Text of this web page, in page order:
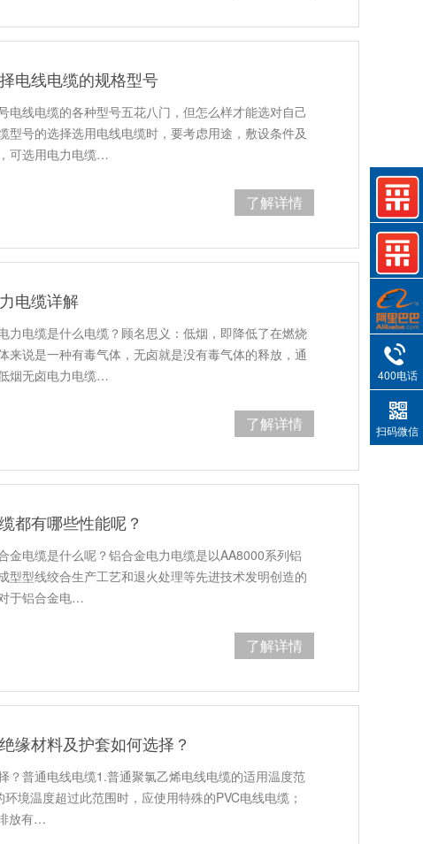
电线电缆的规格型号
电线电缆的各种型号五花八门，但怎么样才能选对自己
型号的选择选用电线电缆时，要考虑用途，敷设条件及
可选用电力电缆…
了解详情
电缆详解
力电缆是什么电缆？顾名思义：低烟，即降低了在燃烧
来说是一种有毒气体，无卤就是没有毒气体的释放，通
烟无卤电力电缆…
了解详情
都有哪些性能呢？
金电缆是什么呢？铝合金电力电缆是以AA8000系列铝
型型线绞合生产工艺和退火处理等先进技术发明创造的
于铝合金电…
了解详情
缘材料及护套如何选择？
？普通电线电缆1.普通聚氯乙烯电线电缆的适用温度范
温度超过此范围时，应使用特殊的PVC电线电缆；
放有…
400电话
扫码微信